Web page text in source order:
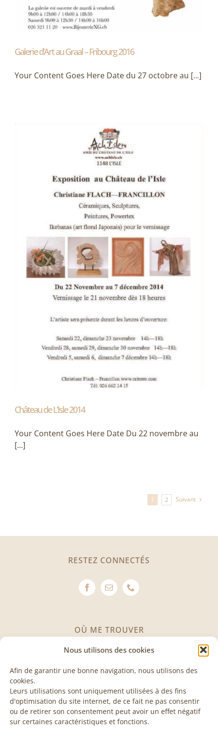
Nous utilisons des cookies
Afin de garantir une bonne navigation, nous utilisons des
cookies.
Leurs utilisations sont uniquement utilisées à des fins
d'optimisation du site internet, de ce fait ne pas consentir
ou de retirer son consentement peut avoir un effet négatif
sur certaines caractéristiques et fonctions.
Galerie d’Art au Graal – Fribourg 2016
Your Content Goes Here Date du 27 octobre au [...]
Château de L’Isle 2014
Your Content Goes Here Date Du 22 novembre au
[...]
1 2 Suivant
RESTEZ CONNECTÉS
OÙ ME TROUVER
Avenue des Invuardes 11
1530 Payerne
VISITE & COURS
Les visites et les cours sont sur rendez-vous, n’hésitez